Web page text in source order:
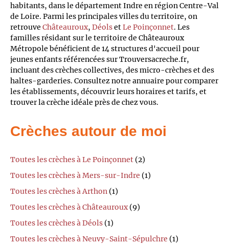
habitants, dans le département Indre en région Centre-Val
de Loire. Parmi les principales villes du territoire, on
retrouve Châteauroux, DéolsetLe Poinçonnet. Les
familles résidant sur le territoire de Châteauroux
Métropole bénéficient de 14 structures d'accueil pour
jeunes enfants référencées sur Trouversacreche.fr,
incluant des crèches collectives, des micro-crèches et des
haltes-garderies. Consultez notre annuaire pour comparer
les établissements, découvrir leurs horaires et tarifs, et
trouver la crèche idéale près de chez vous.
Crèches autour de moi
Toutes les crèches à Le Poinçonnet (2)
Toutes les crèches à Mers-sur-Indre (1)
Toutes les crèches à Arthon (1)
Toutes les crèches à Châteauroux(9)
Toutes les crèches à Déols (1)
Toutes les crèches à Neuvy-Saint-Sépulchre (1)